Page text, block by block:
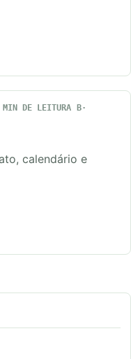
DE LEITURA
calendário e